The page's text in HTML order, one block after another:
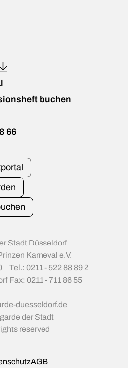
buchen
66
Stadt Düsseldorf
Karneval e.V.
Tel.: 0211 - 522 88 89 2
Fax: 0211 - 711 86 55
duesseldorf.de
der Stadt
reserved
AGB